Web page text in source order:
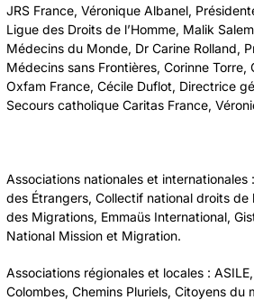
JRS France, Véronique Albanel,
Ligue des Droits de l’Homme, Malik
Médecins du Monde, Dr Carine Rolland,
Médecins sans Frontières, Corinne Torre,
Oxfam France, Cécile Duflot, Directrice
Secours catholique Caritas France,
Associations nationales et
des Étrangers, Collectif national droits de
des Migrations, Emmaüs International,
National Mission et Migration.
Associations régionales et locales :
Colombes, Chemins Pluriels, Citoyens